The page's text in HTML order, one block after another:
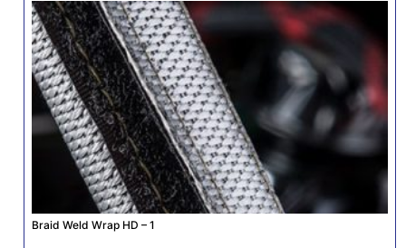
Braid Weld Wrap HD – 1